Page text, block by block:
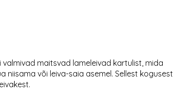
valmivad maitsvad lameleivad kartulist, mida
niisama või leiva-saia asemel. Sellest kogusest